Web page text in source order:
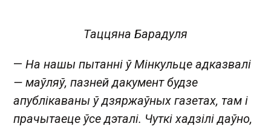
Таццяна Барадуля
— На нашы пытанні ў Мінкульце адказвалі
— маўляў, пазней дакумент будзе
апублікаваны ў дзяржаўных газетах, там і
прачытаеце ўсе дэталі. Чуткі хадзілі даўно,